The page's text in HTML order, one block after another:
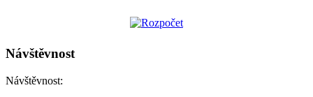
Návštěvnost
Návštěvnost: